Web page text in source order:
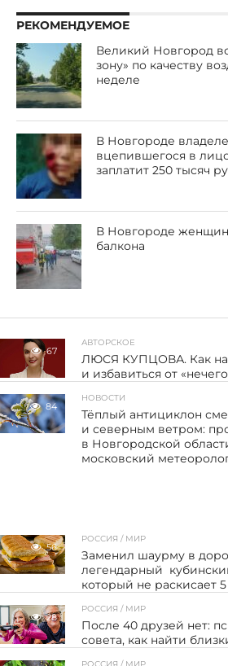
РЕКОМЕНДУЕМОЕ
Великий Новгород
зону» по качеству
неделе
В Новгороде
вцепившегося в
заплатит 250 тысяч
В Новгороде
балкона
67
АВТОРСКОЕ
ЛЮСЯ КУПЦОВА. Как
и избавиться от
84
НОВОСТИ
Тёплый антициклон
и северным ветром:
в Новгородской
московский
56
РОССИЯ / МИР
Заменил шаурму в
легендарный
который не раскисает 5
28
РОССИЯ / МИР
После 40 друзей нет:
совета, как найти